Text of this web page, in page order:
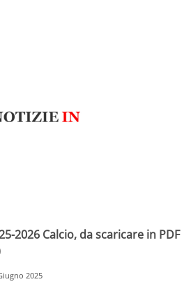
2026 Calcio, da scaricare in PDF
2025